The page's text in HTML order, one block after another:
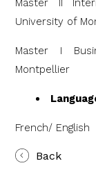
Master II
University of
Master I
Montpellier
French/ English
Back